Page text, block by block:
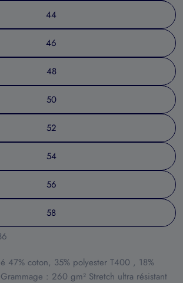
44
46
48
50
52
54
56
58
47% coton, 35% polyester T400 , 18%
: 260 gm² Stretch ultra résistant